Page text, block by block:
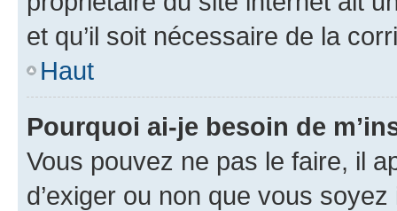
et qu’il soit nécessaire de la
Haut
Pourquoi ai-je besoin de
Vous pouvez ne pas le faire, il
d’exiger ou non que vous